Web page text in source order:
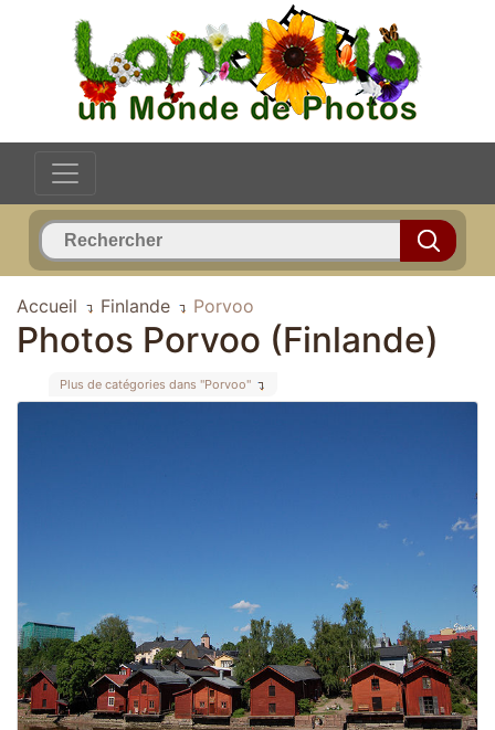
Accueil Finlande Porvoo
Photos Porvoo (Finlande)
Plus de catégories dans "Porvoo"